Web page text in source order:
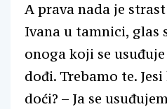
A prava nada je
Ivana u tamnici, glas
onoga koji se
dođi. Trebamo te.
doći? – Ja se